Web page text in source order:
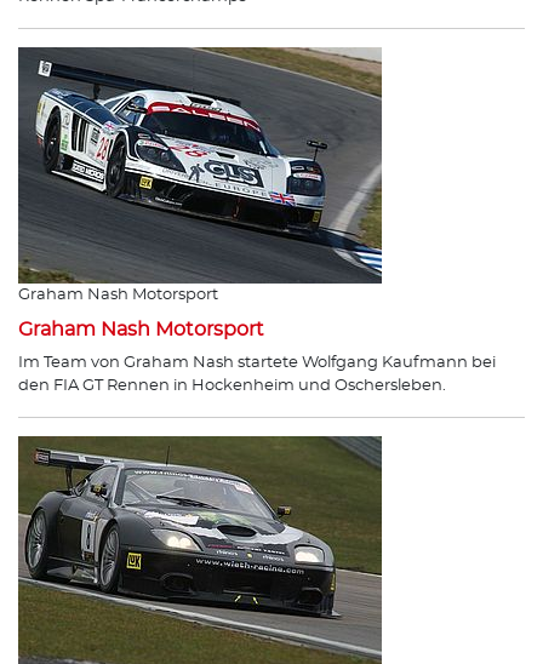
Graham Nash Motorsport
Graham Nash Motorsport
Im Team von Graham Nash startete Wolfgang Kaufmann bei
den FIA GT Rennen in Hockenheim und Oschersleben.